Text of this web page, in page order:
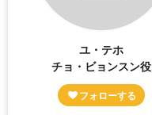
ユ・テホ
チョ・ビョンスン役